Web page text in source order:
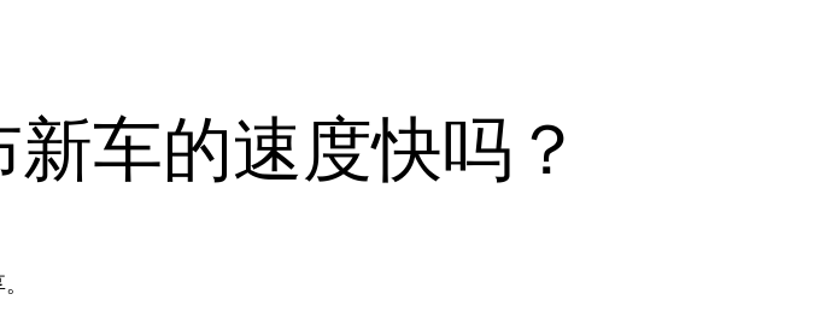
车的速度快吗？